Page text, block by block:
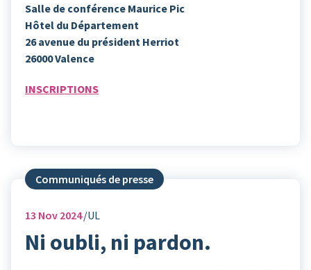
Salle de conférence Maurice Pic
Hôtel du Département
26 avenue du président Herriot
26000 Valence
INSCRIPTIONS
Communiqués de presse
13 Nov 2024 UL
Ni oubli, ni pardon.